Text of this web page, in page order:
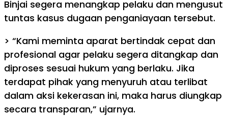
Binjai segera menangkap pelaku dan mengusut
tuntas kasus dugaan penganiayaan tersebut.
> “Kami meminta aparat bertindak cepat dan
profesional agar pelaku segera ditangkap dan
diproses sesuai hukum yang berlaku. Jika
terdapat pihak yang menyuruh atau terlibat
dalam aksi kekerasan ini, maka harus diungkap
secara transparan,” ujarnya.